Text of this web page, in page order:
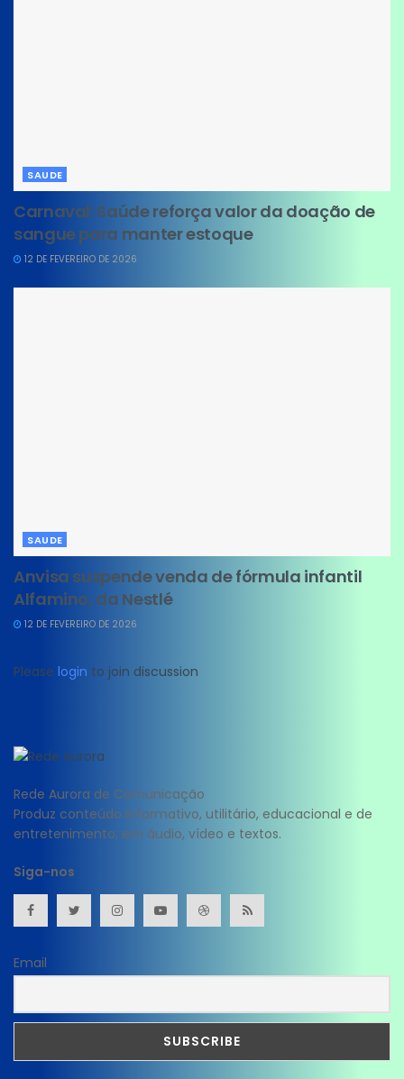
SAUDE
Carnaval: Saúde reforça valor da doação de
sangue para manter estoque
12 DE FEVEREIRO DE 2026
SAUDE
Anvisa suspende venda de fórmula infantil
Alfamino, da Nestlé
12 DE FEVEREIRO DE 2026
Please login to join discussion
Rede Aurora de Comunicação
Produz conteúdo informativo, utilitário, educacional e de
entretenimento; em áudio, vídeo e textos.
Siga-nos
Email